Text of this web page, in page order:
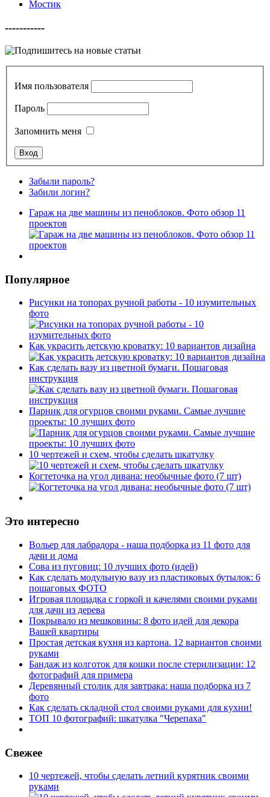
Мостик
-----------
Имя пользователя
Пароль
Запомнить меня
Забыли пароль?
Забили логин?
Гараж на две машины из пеноблоков. Фото обзор 11
проектов
Популярное
Рисунки на топорах ручной работы - 10 изумительных
фото
Как украсить детскую кроватку: 10 вариантов дизайна
Как сделать вазу из цветной бумаги. Пошаговая
инструкция
Парник для огурцов своими руками. Самые лучшие
проекты: 10 лучших фото
10 чертежей и схем, чтобы сделать шкатулку
Когтеточка на угол дивана: необычные фото (7 шт)
Это интересно
Вольер для лабрадора - наша подборка из 11 фото для
дачи и дома
Сова из пуговиц: 10 лучших фото (идей)
Как сделать модульную вазу из пластиковых бутылок: 6
пошаговых ФОТО
Игровая площадка с горкой и качелями своими руками
для дачи из дерева
Покрывало из мешковины: 8 фото идей для декора
Вашей квартиры
Простая детская кухня из картона. 12 вариантов своими
руками
Бандаж из колготок для кошки после стерилизации: 12
фотографий для примера
Деревянный столик для завтрака: наша подборка из 7
фото
Как сделать складной стол своими руками для кухни!
ТОП 10 фотографий: шкатулка "Черепаха"
Свежее
10 чертежей, чтобы сделать летний курятник своими
руками